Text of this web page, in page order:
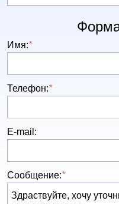
Имя:*
Телефон:*
E-mail:
Сообщение:*